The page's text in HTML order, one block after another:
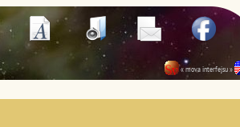
« mova interfejsu »